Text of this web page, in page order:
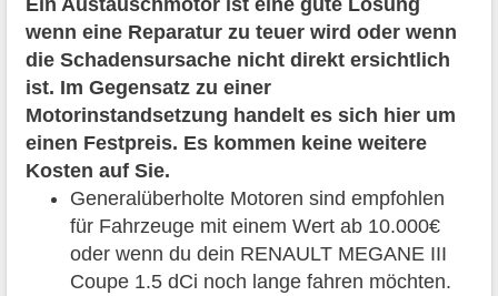
wenn eine Reparatur zu teuer wird oder wenn
die Schadensursache nicht direkt ersichtlich
ist. Im Gegensatz zu einer
Motorinstandsetzung handelt es sich hier um
einen Festpreis. Es kommen keine weitere
Kosten auf Sie.
Generalüberholte Motoren sind empfohlen
für Fahrzeuge mit einem Wert ab 10.000€
oder wenn du dein RENAULT MEGANE III
Coupe 1.5 dCi noch lange fahren möchten.